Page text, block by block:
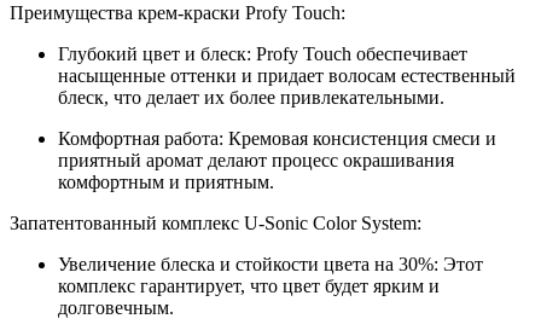
Преимущества крем-краски Profy Touch:
Глубокий цвет и блеск: Profy Touch обеспечивает
насыщенные оттенки и придает волосам естественный
блеск, что делает их более привлекательными.
Комфортная работа: Кремовая консистенция смеси и
приятный аромат делают процесс окрашивания
комфортным и приятным.
Запатентованный комплекс U-Sonic Color System:
Увеличение блеска и стойкости цвета на 30%: Этот
комплекс гарантирует, что цвет будет ярким и
долговечным.